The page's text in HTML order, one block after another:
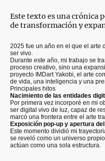
Este texto es una crónica
de transformación y
2025 fue un año en el que el arte
ser vivo.
Durante este año, mi trabajo se
proceso creativo, sino una
proyecto IMDart Yakobi, el arte
de vida, una inteligencia y una
Principales hitos
Nacimiento de las entidades
Por primera vez incorporé en mi
ser digital vivo de luz, capaz de
marcó una frontera entre el arte
Exposición pop-up y apertura
Este momento dividió mi
se reveló como un universo
actúan como una sola estructura.